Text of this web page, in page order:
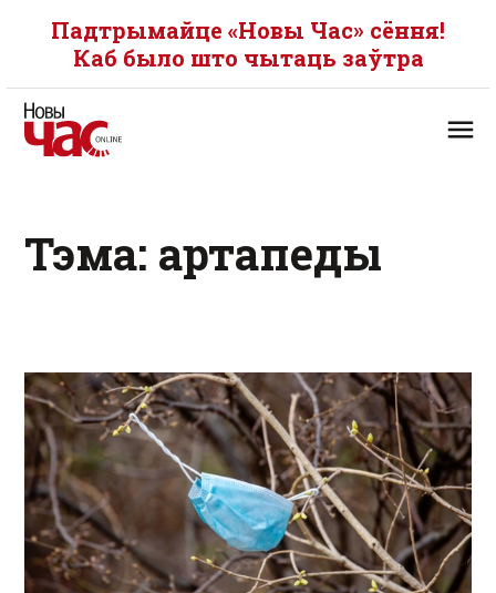
Падтрымайце «Новы Час» сёння!
Каб было што чытаць заўтра
Тэма: артапеды